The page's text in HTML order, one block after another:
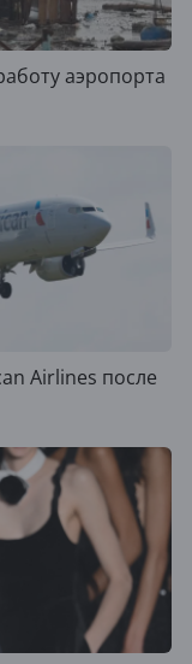
аэропорта
Airlines после